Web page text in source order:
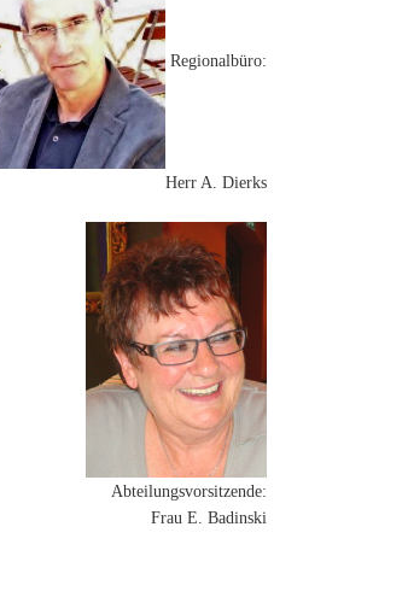
Veröffentlicht am
2023
Regionalbüro:
Herr A. Dierks
Abteilungsvorsitzende:
Frau E. Badinski